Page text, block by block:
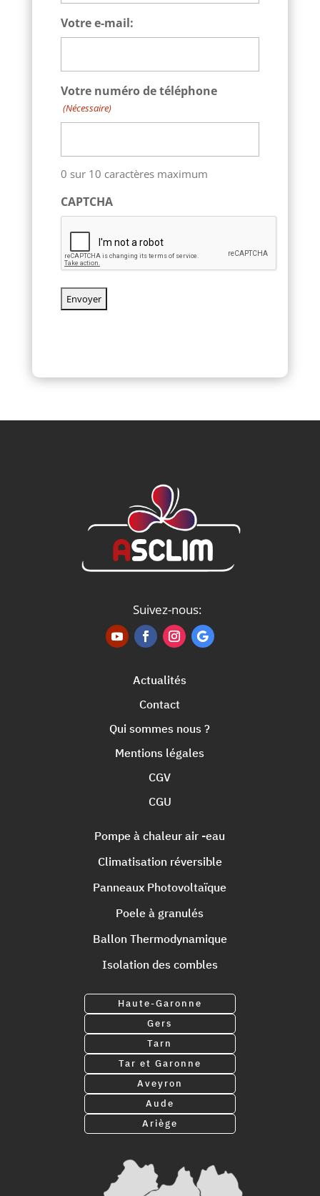
Votre e-mail:
Votre numéro de téléphone
(Nécessaire)
0 sur 10 caractères maximum
CAPTCHA
Suivez-nous:
Actualités
Contact
Qui sommes nous ?
Mentions légales
CGV
CGU
Pompe à chaleur air -eau
Climatisation réversible
Panneaux Photovoltaïque
Poele à granulés
Ballon Thermodynamique
Isolation des combles
Haute-Garonne
Gers
Tarn
Tar et Garonne
Aveyron
Aude
Ariège